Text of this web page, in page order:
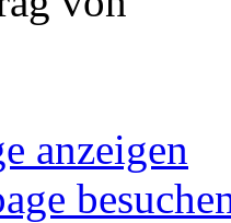
anzeigen